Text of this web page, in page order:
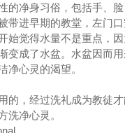
的净身习俗，包括手、
带进早期的教堂，左门口
始觉得水量不是重点，
变成了水盆。水盆因而
净心灵的渴望。
的，经过洗礼成为教徒才
洗净心灵。